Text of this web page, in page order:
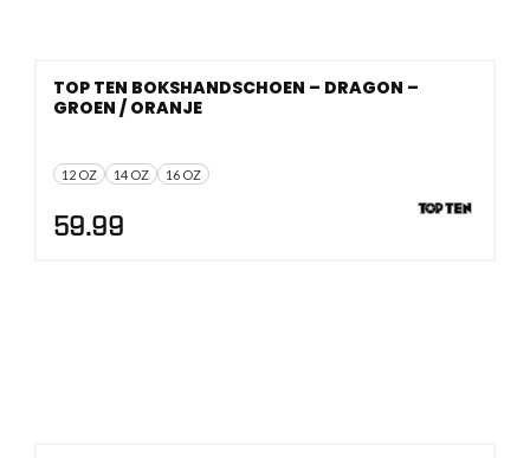
12 OZ 14 OZ 16 OZ
TOP TEN BOKSHANDSCHOEN – DRAGON –
GROEN / ORANJE
59.99